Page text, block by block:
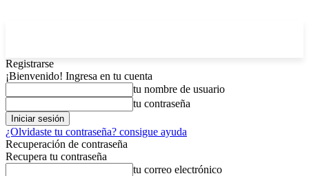
Registrarse
¡Bienvenido! Ingresa en tu cuenta
tu nombre de usuario
tu contraseña
¿Olvidaste tu contraseña? consigue ayuda
Recuperación de contraseña
Recupera tu contraseña
tu correo electrónico